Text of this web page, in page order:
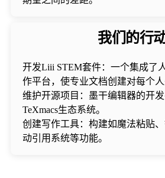
我们的行
开发Liii STEM套件：一个集成了
作平台，使专业文档创建对每个人
维护开源项目：墨干编辑器的开
TeXmacs生态系统。
创建写作工具：构建如魔法粘贴
动引用系统等功能。